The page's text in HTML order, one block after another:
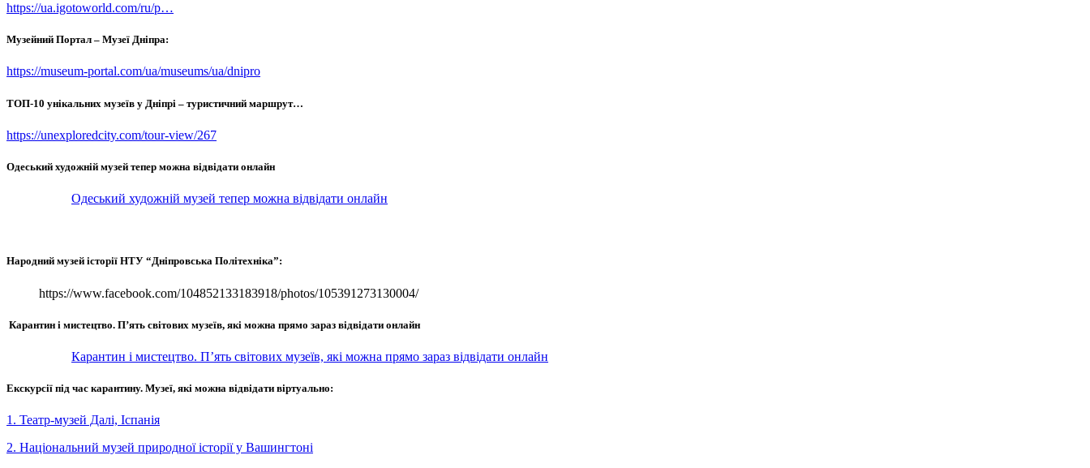
https://ua.igotoworld.com/ru/p…
Музейний Портал – Музеї Дніпра:
https://museum-portal.com/ua/museums/ua/dnipro
ТОП-10 унікальних музеїв у Дніпрі – туристичний маршрут…
https://unexploredcity.com/tour-view/267
Одеський художній музей тепер можна відвідати онлайн
Одеський художній музей тепер можна відвідати онлайн
Народний музей історії НТУ “Дніпровська Політехніка”:
https://www.facebook.com/104852133183918/photos/105391273130004/
Карантин і мистецтво. П’ять світових музеїв, які можна прямо зараз відвідати онлайн
Карантин і мистецтво. П’ять світових музеїв, які можна прямо зараз відвідати онлайн
Екскурсії під час карантину. Музеї, які можна відвідати віртуально:
1. Театр-музей Далі, Іспанія
2. Національний музей природної історії у Вашингтоні